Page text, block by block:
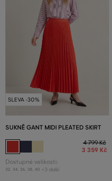
SLEVA -30%
SUKNĚ GANT MIDI PLEATED SKIRT
4 799 Kč
3 359 Kč
Dostupné velikosti:
32 34 36 38 40 +3 další